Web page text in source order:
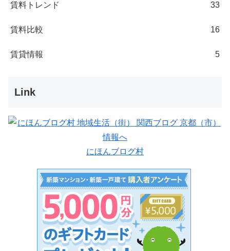
賃料トレンド 33
賃料比較 16
賃貸情報 5
Link
にほんブログ村